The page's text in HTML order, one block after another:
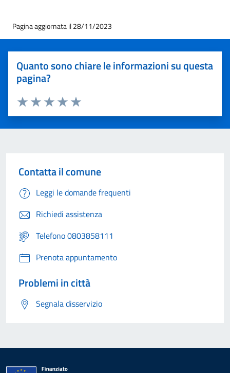
Pagina aggiornata il 28/11/2023
Quanto sono chiare le informazioni su questa
pagina?
Valuta 5 stelle su 5
Valuta 4 stelle su 5
Valuta 3 stelle su 5
Valuta 2 stelle su 5
Valuta 1 stelle su 5
Contatta il comune
Leggi le domande frequenti
Richiedi assistenza
Telefono 0803858111
Prenota appuntamento
Problemi in città
Segnala disservizio